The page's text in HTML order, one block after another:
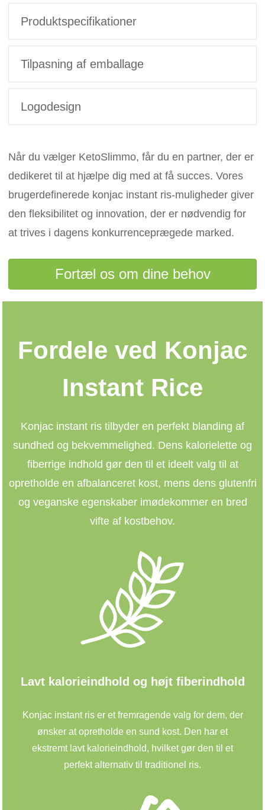
Produktspecifikationer
Tilpasning af emballage
Logodesign
Når du vælger KetoSlimmo, får du en partner, der er
dedikeret til at hjælpe dig med at få succes. Vores
brugerdefinerede konjac instant ris-muligheder giver
den fleksibilitet og innovation, der er nødvendig for
at trives i dagens konkurrenceprægede marked.
Fortæl os om dine behov
Fordele ved Konjac
Instant Rice
Konjac instant ris tilbyder en perfekt blanding af
sundhed og bekvemmelighed. Dens kalorielette og
fiberrige indhold gør den til et ideelt valg til at
opretholde en afbalanceret kost, mens dens glutenfri
og veganske egenskaber imødekommer en bred
vifte af kostbehov.
Lavt kalorieindhold og højt fiberindhold
Konjac instant ris er et fremragende valg for dem, der
ønsker at opretholde en sund kost. Den har et
ekstremt lavt kalorieindhold, hvilket gør den til et
perfekt alternativ til traditionel ris.